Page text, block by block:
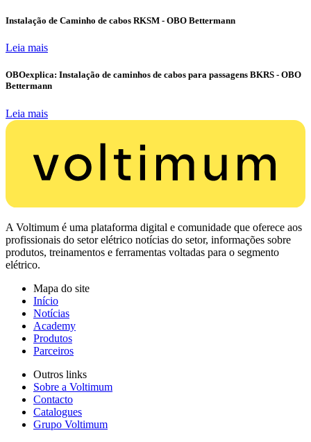
Instalação de Caminho de cabos RKSM - OBO Bettermann
Leia mais
OBOexplica: Instalação de caminhos de cabos para passagens BKRS - OBO
Bettermann
Leia mais
A Voltimum é uma plataforma digital e comunidade que oferece aos
profissionais do setor elétrico notícias do setor, informações sobre
produtos, treinamentos e ferramentas voltadas para o segmento
elétrico.
Mapa do site
Início
Notícias
Academy
Produtos
Parceiros
Outros links
Sobre a Voltimum
Contacto
Catalogues
Grupo Voltimum